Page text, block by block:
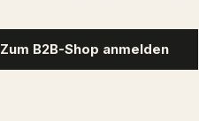
Zum B2B-Shop anmelden